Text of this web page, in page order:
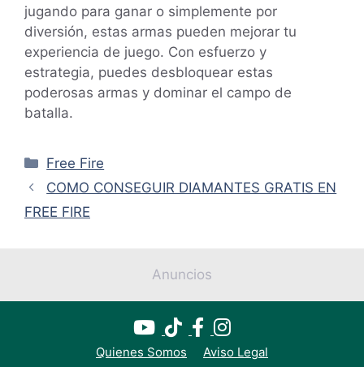
jugando para ganar o simplemente por
diversión, estas armas pueden mejorar tu
experiencia de juego. Con esfuerzo y
estrategia, puedes desbloquear estas
poderosas armas y dominar el campo de
batalla.
Categorías
Free Fire
COMO CONSEGUIR DIAMANTES GRATIS EN
FREE FIRE
Anuncios
Quienes Somos Aviso Legal